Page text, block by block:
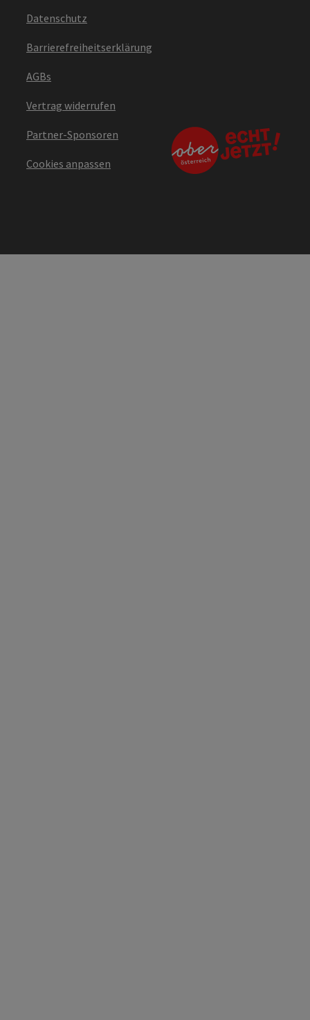
Datenschutz
Barrierefreiheitserklärung
AGBs
Vertrag widerrufen
Partner-Sponsoren
Cookies anpassen